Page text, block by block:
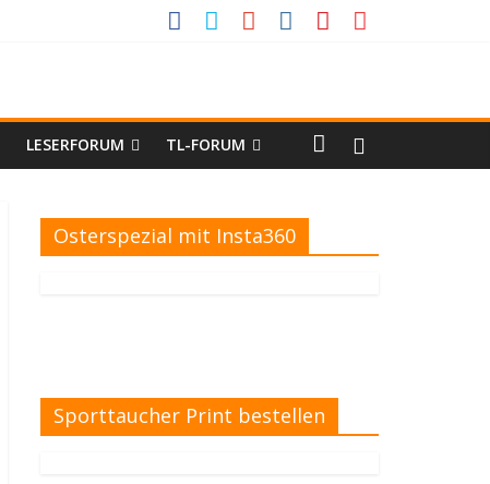
LESERFORUM TL-FORUM
Osterspezial mit Insta360
Sporttaucher Print bestellen